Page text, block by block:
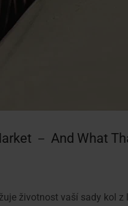
－ And What
životnost vaší sady kol